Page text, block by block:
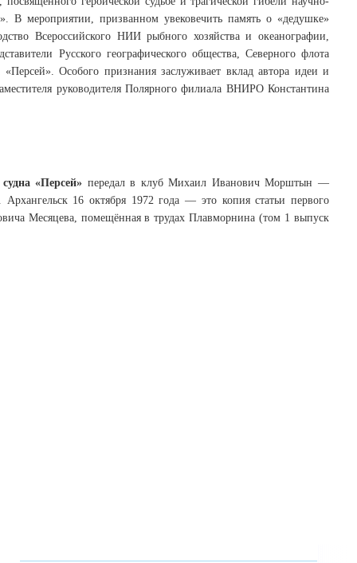
В мероприятии, призванном увековечить память о «дедушке»
Всероссийского НИИ рыбного хозяйства и океанографии,
Русского географического общества, Северного флота
Особого признания заслуживает вклад автора идеи и
руководителя Полярного филиала ВНИРО Константина
«Персей» передал в клуб Михаил Иванович Морштын —
16 октября 1972 года — это копия статьи первого
Месяцева, помещённая в трудах Плавморнина (том 1 выпуск